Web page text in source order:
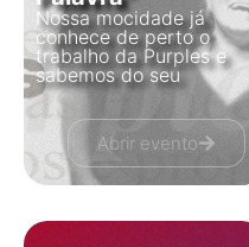
Nossa mocidade já
conhece de perto o
trabalho da Purples e
sabemos do seu
Abrir evento